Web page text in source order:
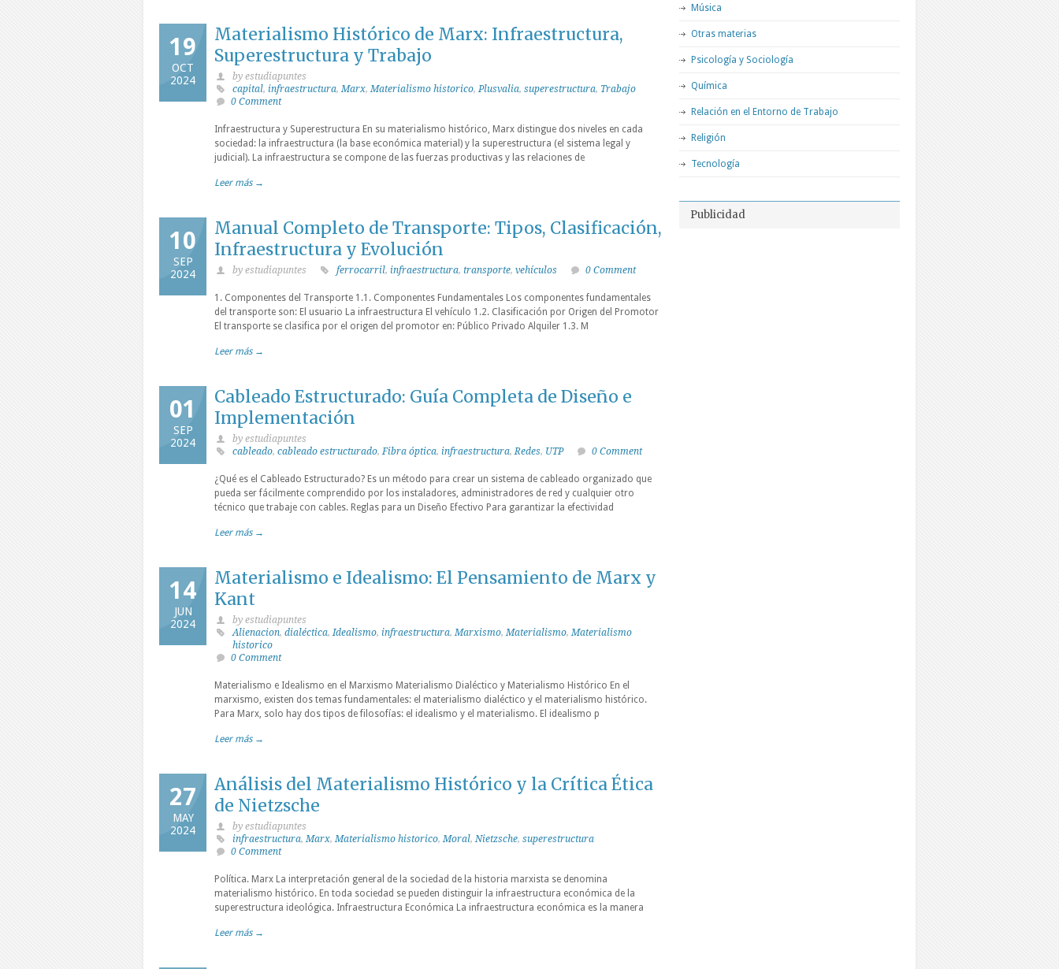
19
OCT
2024
Materialismo Histórico de Marx: Infraestructura,
Superestructura y Trabajo
by estudiapuntes
capital, infraestructura,Marx,Materialismo historico,Plusvalia, superestructura, Trabajo
0 Comment
Infraestructura y Superestructura En su materialismo histórico, Marx distingue dos niveles en cada
sociedad: la infraestructura (la base económica material) y la superestructura (el sistema legal y
judicial). La infraestructura se compone de las fuerzas productivas y las relaciones de
Leer más →
10
SEP
2024
Manual Completo de Transporte: Tipos, Clasificación,
Infraestructura y Evolución
by estudiapuntes ferrocarril, infraestructura, transporte, vehículos 0 Comment
1. Componentes del Transporte 1.1. Componentes Fundamentales Los componentes fundamentales
del transporte son: El usuario La infraestructura El vehículo 1.2. Clasificación por Origen del Promotor
El transporte se clasifica por el origen del promotor en: Público Privado Alquiler 1.3. M
Leer más →
01
SEP
2024
Cableado Estructurado: Guía Completa de Diseño e
Implementación
by estudiapuntes
cableado, cableado estructurado,Fibra óptica, infraestructura,Redes, UTP 0 Comment
¿Qué es el Cableado Estructurado? Es un método para crear un sistema de cableado organizado que
pueda ser fácilmente comprendido por los instaladores, administradores de red y cualquier otro
técnico que trabaje con cables. Reglas para un Diseño Efectivo Para garantizar la efectividad
Leer más →
14
JUN
2024
Materialismo e Idealismo: El Pensamiento de Marx y
Kant
by estudiapuntes
Alienacion, dialéctica,Idealismo, infraestructura,Marxismo,Materialismo,Materialismo
historico
0 Comment
Materialismo e Idealismo en el Marxismo Materialismo Dialéctico y Materialismo Histórico En el
marxismo, existen dos temas fundamentales: el materialismo dialéctico y el materialismo histórico.
Para Marx, solo hay dos tipos de filosofías: el idealismo y el materialismo. El idealismo p
Leer más →
27
MAY
2024
Análisis del Materialismo Histórico y la Crítica Ética
de Nietzsche
by estudiapuntes
infraestructura,Marx,Materialismo historico,Moral,Nietzsche, superestructura
0 Comment
Política. Marx La interpretación general de la sociedad de la historia marxista se denomina
materialismo histórico. En toda sociedad se pueden distinguir la infraestructura económica de la
superestructura ideológica. Infraestructura Económica La infraestructura económica es la manera
Leer más →
Música
Otras materias
Psicología y Sociología
Química
Relación en el Entorno de Trabajo
Religión
Tecnología
Publicidad